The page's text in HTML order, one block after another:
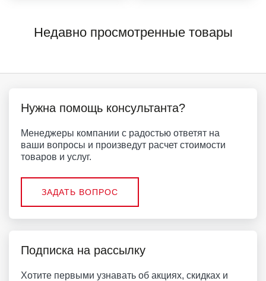
Недавно просмотренные товары
Нужна помощь консультанта?
Менеджеры компании с радостью ответят на
ваши вопросы и произведут расчет стоимости
товаров и услуг.
ЗАДАТЬ ВОПРОС
Подписка на рассылку
Хотите первыми узнавать об акциях, скидках и